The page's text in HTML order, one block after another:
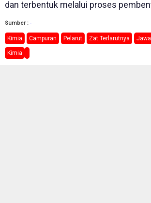
dan terbentuk melalui proses
Sumber : -
Kimia Campuran Pelarut Zat Terlarutnya
Kimia